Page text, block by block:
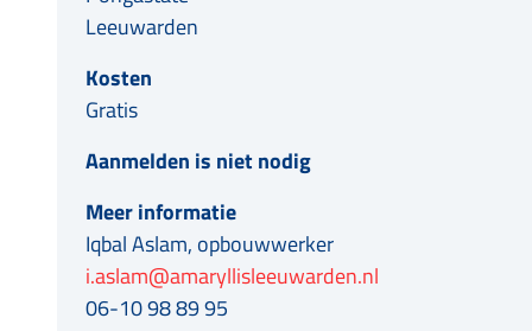
Leeuwarden
Kosten
Gratis
Aanmelden is niet nodig
Meer informatie
Iqbal Aslam, opbouwwerker
i.aslam@amaryllisleeuwarden.nl
06-10 98 89 95